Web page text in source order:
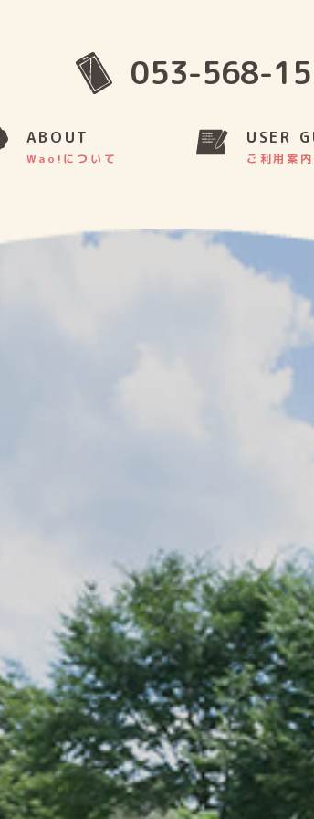
ABOUT
Wao!について
USER
ご利用案内
053-568-